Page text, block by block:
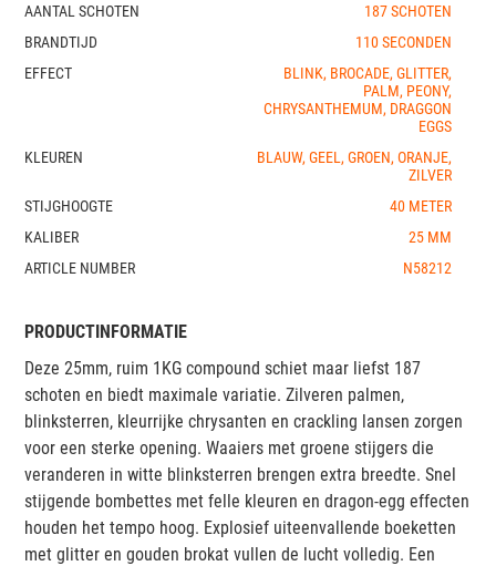
AANTAL SCHOTEN
187 SCHOTEN
BRANDTIJD
110 SECONDEN
EFFECT
BLINK, BROCADE, GLITTER,
PALM, PEONY,
CHRYSANTHEMUM, DRAGGON
EGGS
KLEUREN
BLAUW, GEEL, GROEN, ORANJE,
ZILVER
STIJGHOOGTE
40 METER
KALIBER
25 MM
ARTICLE NUMBER
N58212
PRODUCTINFORMATIE
Deze 25mm, ruim 1KG compound schiet maar liefst 187
schoten en biedt maximale variatie. Zilveren palmen,
blinksterren, kleurrijke chrysanten en crackling lansen zorgen
voor een sterke opening. Waaiers met groene stijgers die
veranderen in witte blinksterren brengen extra breedte. Snel
stijgende bombettes met felle kleuren en dragon-egg effecten
houden het tempo hoog. Explosief uiteenvallende boeketten
met glitter en gouden brokat vullen de lucht volledig. Een